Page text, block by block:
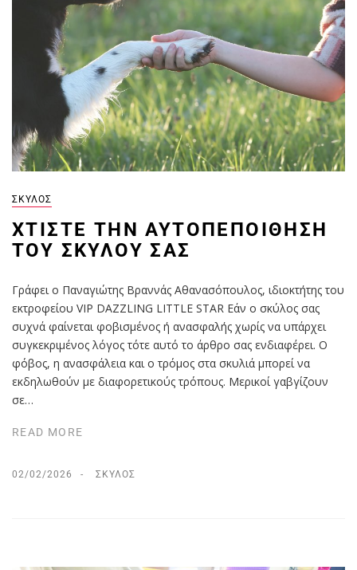
ΣΚΎΛΟΣ
ΧΤΊΣΤΕ ΤΗΝ ΑΥΤΟΠΕΠΟΊΘΗΣΗ
ΤΟΥ ΣΚΎΛΟΥ ΣΑΣ
Γράφει ο Παναγιώτης Βραννάς Αθανασόπουλος, ιδιοκτήτης του
εκτροφείου VIP DAZZLING LITTLE STAR Εάν ο σκύλος σας
συχνά φαίνεται φοβισμένος ή ανασφαλής χωρίς να υπάρχει
συγκεκριμένος λόγος τότε αυτό το άρθρο σας ενδιαφέρει. Ο
φόβος, η ανασφάλεια και ο τρόμος στα σκυλιά μπορεί να
εκδηλωθούν με διαφορετικούς τρόπους. Μερικοί γαβγίζουν
σε…
READ MORE
02/02/2026 ΣΚΎΛΟΣ